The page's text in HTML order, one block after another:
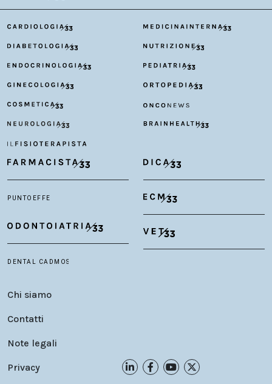
Chi siamo
Contatti
Note legali
Privacy